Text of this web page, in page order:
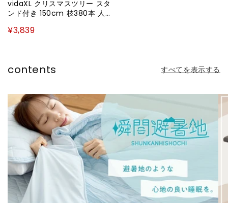
vidaXL クリスマスツリー スタ
ンド付き 150cm 枝380本 人
ション シーズン&ホリデーデ
¥3,839
contents すべてを表示する